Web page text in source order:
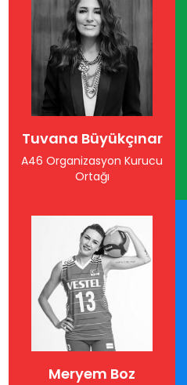
Tuvana Büyükçınar
A46 Organizasyon Kurucu
Ortağı
Meryem Boz